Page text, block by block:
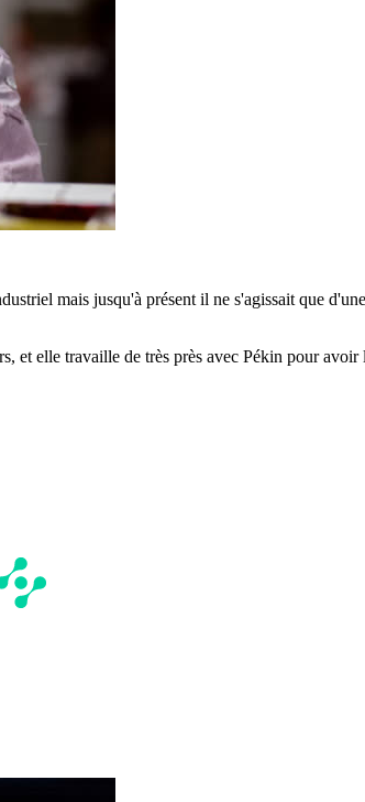
mais jusqu'à présent il ne s'agissait que
et elle travaille de très près avec Pékin pour